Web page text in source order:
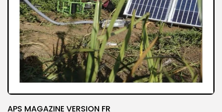
APS MAGAZINE VERSION FR